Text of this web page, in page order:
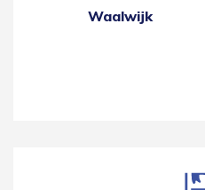
Waalwijk